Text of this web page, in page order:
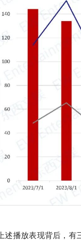
上述播放表现背后，有